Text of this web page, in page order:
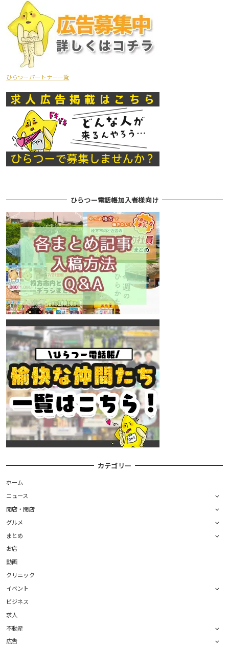
ひらつーパートナー一覧
ひらつー電話帳加入者様向け
カテゴリー
ホーム
ニュース
開店・閉店
グルメ
まとめ
お店
動画
クリニック
イベント
ビジネス
求人
不動産
広告